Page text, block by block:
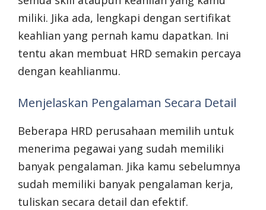
miliki. Jika ada, lengkapi dengan sertifikat
keahlian yang pernah kamu dapatkan. Ini
tentu akan membuat HRD semakin percaya
dengan keahlianmu.
Menjelaskan Pengalaman Secara Detail
Beberapa HRD perusahaan memilih untuk
menerima pegawai yang sudah memiliki
banyak pengalaman. Jika kamu sebelumnya
sudah memiliki banyak pengalaman kerja,
tuliskan secara detail dan efektif.